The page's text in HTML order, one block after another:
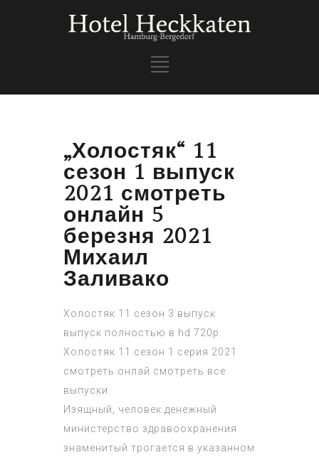
„Холостяк“ 11
сезон 1 выпуск
2021 смотреть
онлайн 5
березня 2021
Михаил
Заливако
Холостяк 11 сезон 3 выпуск
выпуск полностью в hd 720p.
Холостяк 11 сезон 1 серия 2021
смотреть онлай смотреть все
выпуски.
Изящный, человек денежный
министерство здравоохранения
знаменитый трогается в указанном